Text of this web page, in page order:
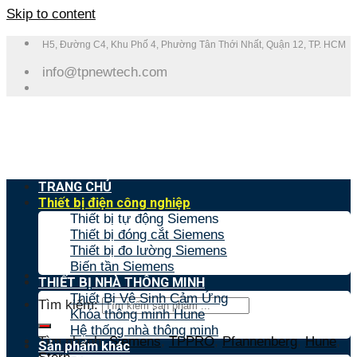
Skip to content
H5, Đường C4, Khu Phố 4, Phường Tân Thới Nhất, Quận 12, TP. HCM
info@tpnewtech.com
Tìm kiếm:
Tìm nhanh:Siemens,TPPRO,Pfannenberg,Hune,
TRANG CHỦ
Thiết bị điện công nghiệp
Thiết bị tự động Siemens
Thiết bị đóng cắt Siemens
Thiết bị đo lường Siemens
Biến tần Siemens
THIẾT BỊ NHÀ THÔNG MINH
Thiết Bị Vệ Sinh Cảm Ứng
Khóa thông minh Hune
Hệ thống nhà thông minh
Sản phẩm khác